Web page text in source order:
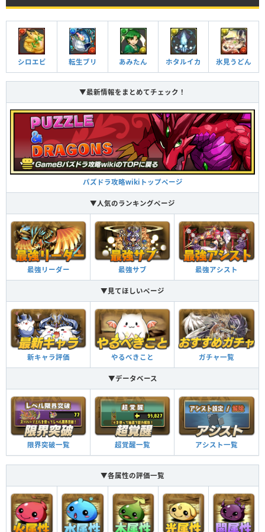
シロエビ 転生ブリ あみたん ホタルイカ 氷見うどん
▼最新情報をまとめてチェック！
パズドラ攻略wikiトップページ
▼人気のランキングページ
最強リーダー 最強サブ 最強アシスト
▼見てほしいページ
新キャラ評価 やるべきこと ガチャ一覧
▼データベース
限界突破一覧 超覚醒一覧 アシスト一覧
▼各属性の評価一覧